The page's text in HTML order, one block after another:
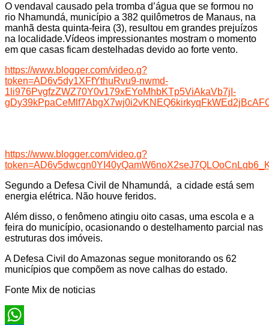
O vendaval causado pela tromba d’água que se formou no
rio Nhamundá, município a 382 quilômetros de Manaus, na
manhã desta quinta-feira (3), resultou em grandes prejuízos
na localidade.Vídeos impressionantes mostram o momento
em que casas ficam destelhadas devido ao forte vento.
https://www.blogger.com/video.g?
token=AD6v5dy1XFfYthuRvu9-nwmd-
1li976PvgfzZWZ70Y0v179xEYoMhbKTp5ViAkaVb7jI-
https://www.blogger.com/video.g?
Segundo a Defesa Civil de Nhamundá, a cidade está sem
energia elétrica. Não houve feridos.
Além disso, o fenômeno atingiu oito casas, uma escola e a
feira do município, ocasionando o destelhamento parcial nas
estruturas dos imóveis.
A Defesa Civil do Amazonas segue monitorando os 62
municípios que compõem as nove calhas do estado.
Fonte Mix de noticias